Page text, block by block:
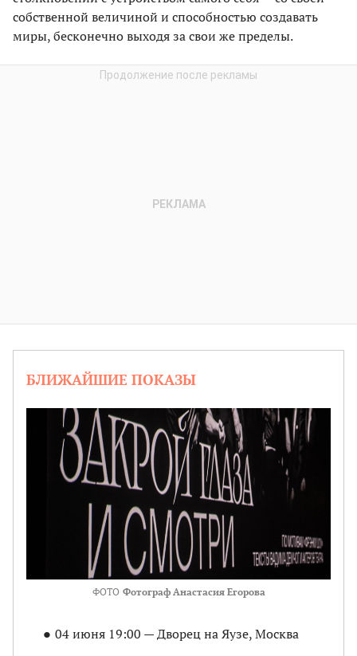
собственной величиной и способностью создавать
миры, бесконечно выходя за свои же пределы.
БЛИЖАЙШИЕ ПОКАЗЫ
ФОТО Фотограф Анастасия Егорова
04 июня 19:00 — Дворец на Яузе, Москва